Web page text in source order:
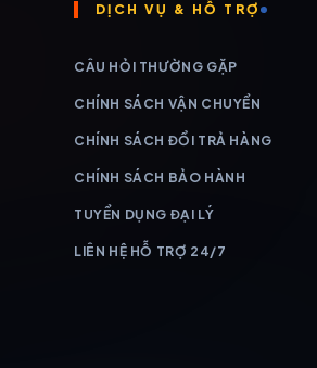
DỊCH VỤ & HỖ TRỢ
CÂU HỎI THƯỜNG GẶP
CHÍNH SÁCH VẬN CHUYỂN
CHÍNH SÁCH ĐỔI TRẢ HÀNG
CHÍNH SÁCH BẢO HÀNH
TUYỂN DỤNG ĐẠI LÝ
LIÊN HỆ HỖ TRỢ 24/7